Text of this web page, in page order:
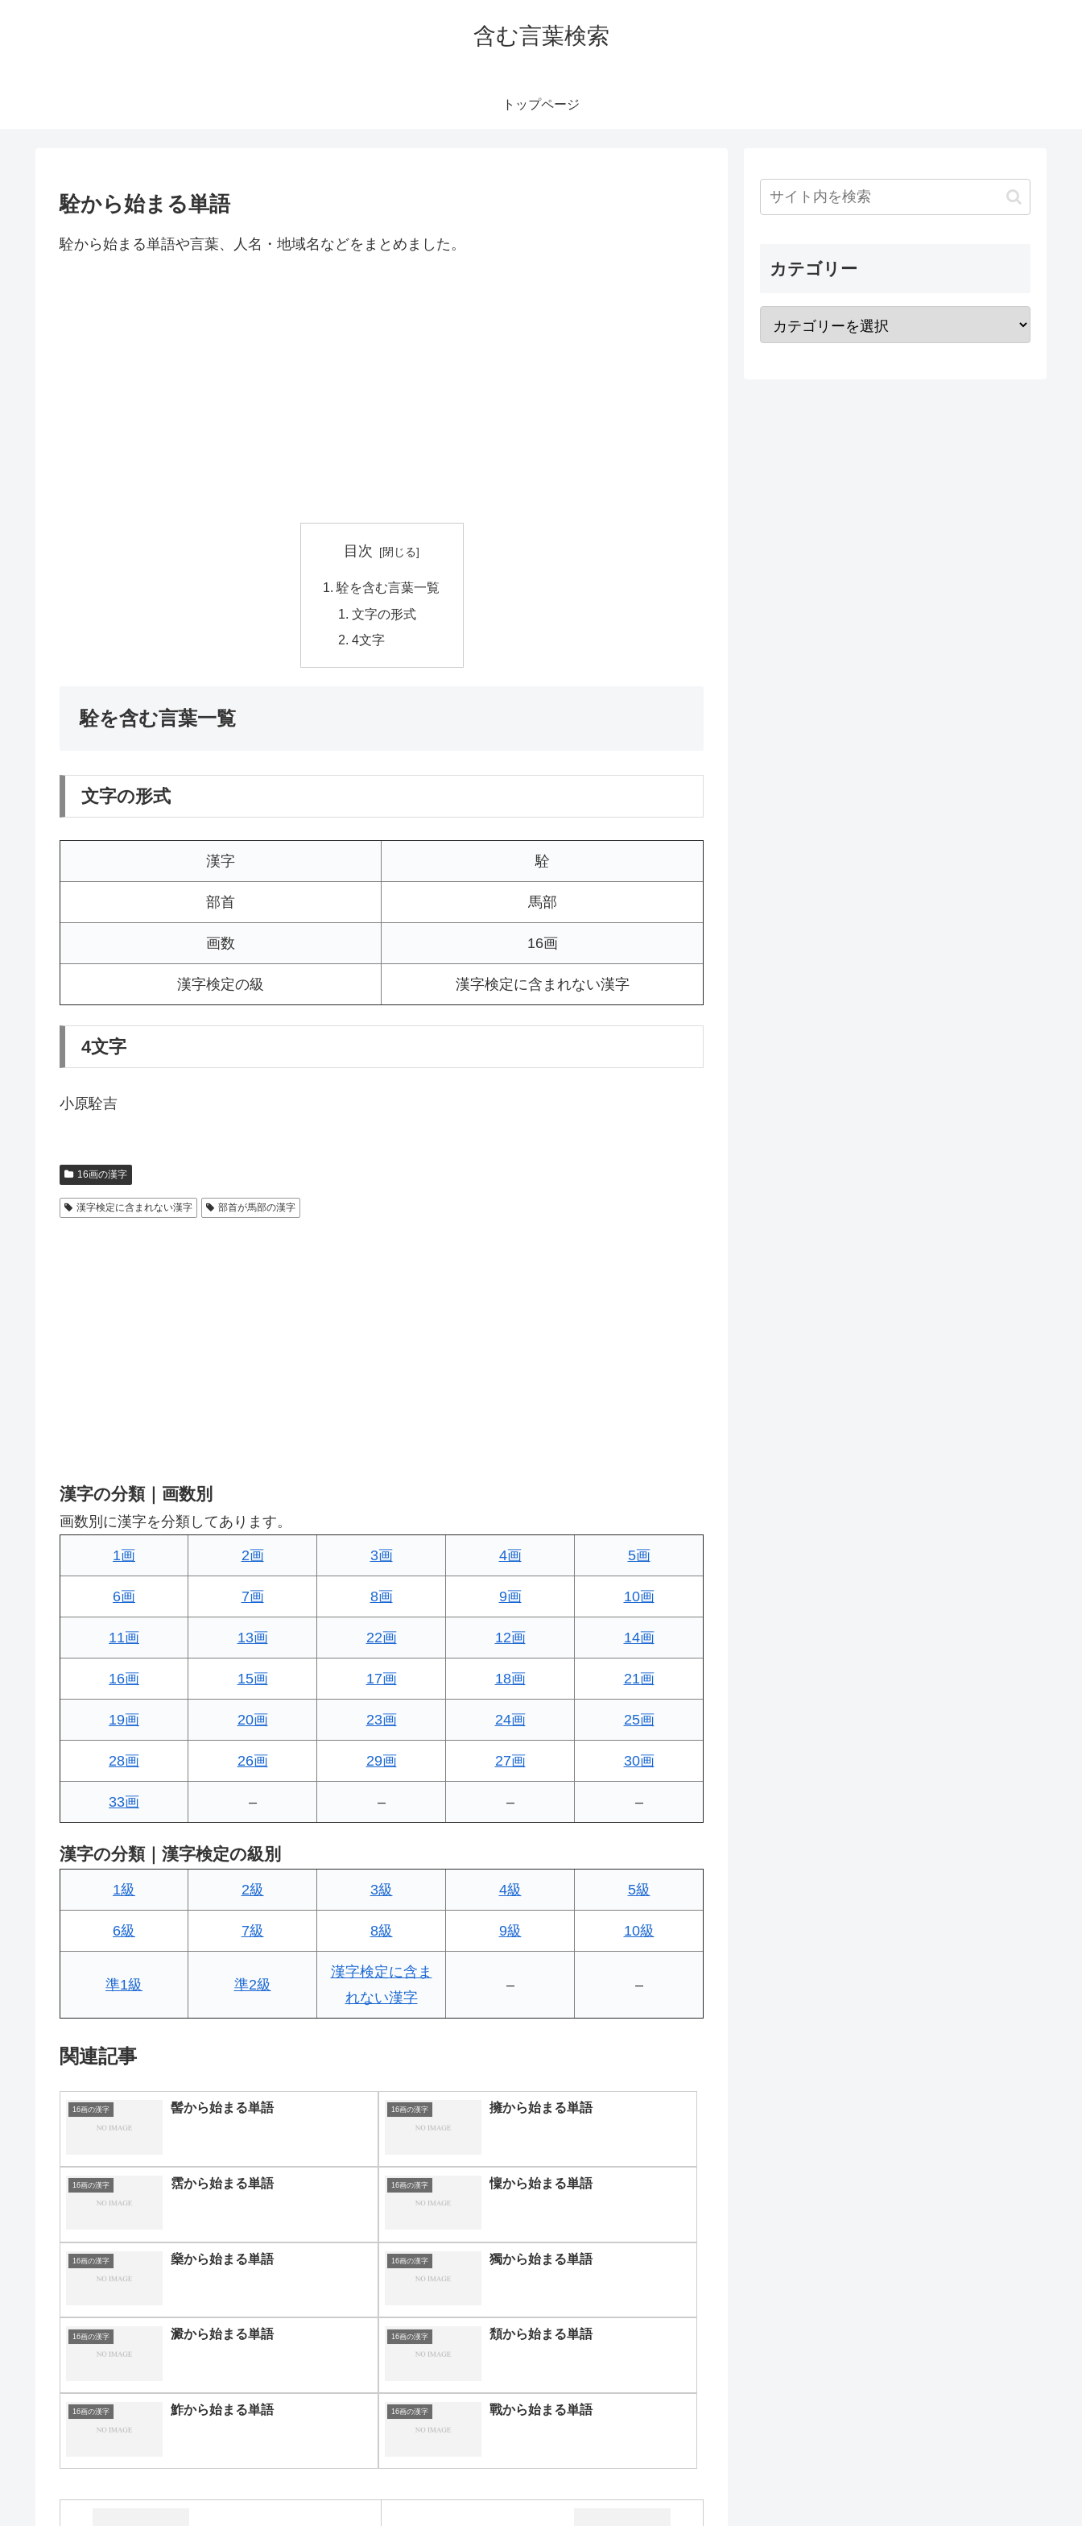
含む言葉検索
トップページ
駩から始まる単語
駩から始まる単語や言葉、人名・地域名などをまとめました。
目次
駩を含む言葉一覧
文字の形式
4文字
駩を含む言葉一覧
文字の形式
漢字 駩
部首 馬部
画数 16画
漢字検定の級 漢字検定に含まれない漢字
4文字
小原駩吉
16画の漢字
漢字検定に含まれない漢字 部首が馬部の漢字
漢字の分類｜画数別
画数別に漢字を分類してあります。
1画 2画 3画 4画 5画
6画 7画 8画 9画 10画
11画 13画 22画 12画 14画
16画 15画 17画 18画 21画
19画 20画 23画 24画 25画
28画 26画 29画 27画 30画
33画 – – – –
漢字の分類｜漢字検定の級別
1級 2級 3級 4級 5級
6級 7級 8級 9級 10級
準1級 準2級
漢字検定に含ま
れない漢字
– –
関連記事
16画の漢字 髻から始まる単語 16画の漢字 擁から始まる単語
16画の漢字 霑から始まる単語 16画の漢字 懍から始まる単語
16画の漢字 燊から始まる単語 16画の漢字 獨から始まる単語
16画の漢字 澱から始まる単語 16画の漢字 頽から始まる単語
16画の漢字 鮓から始まる単語 16画の漢字 戰から始まる単語
カテゴリー